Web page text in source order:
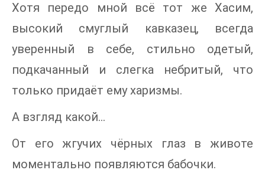
Хотя передо мной всё тот же Хасим,
высокий смуглый кавказец, всегда
уверенный в себе, стильно одетый,
подкачанный и слегка небритый, что
только придаёт ему харизмы.
А взгляд какой…
От его жгучих чёрных глаз в животе
моментально появляются бабочки.